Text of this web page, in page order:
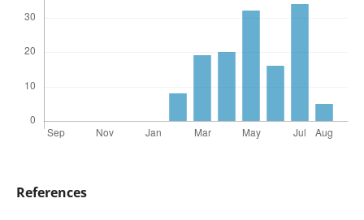
References